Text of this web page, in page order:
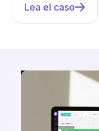
Lea el caso